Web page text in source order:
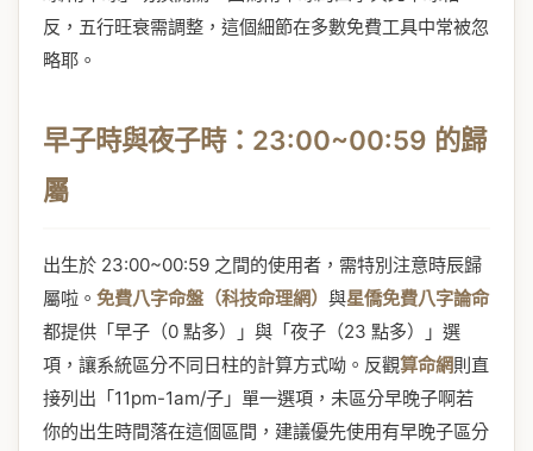
反，五行旺衰需調整，這個細節在多數免費工具中常被忽
略耶。
早子時與夜子時：23:00~00:59 的歸
屬
出生於 23:00~00:59 之間的使用者，需特別注意時辰歸
屬啦。 免費八字命盤（科技命理網） 與星僑免費八字論命
都提供「早子（0 點多）」與「夜子（23 點多）」選
項，讓系統區分不同日柱的計算方式呦。反觀算命網則直
接列出「11pm-1am/子」單一選項，未區分早晚子啊若
你的出生時間落在這個區間，建議優先使用有早晚子區分